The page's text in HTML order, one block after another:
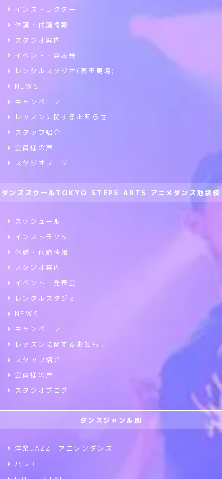
インストラクター
休講・代講情報
スタジオ案内
イベント・発表会
レンタルスタジオ(高田馬場)
NEWS
キャンペーン
レッスンに関するお知らせ
スタッフ紹介
会員様の声
スタジオブログ
ダンススクールTOKYO STEPS ARTS アニメダンス池袋校
スケジュール
インストラクター
休講・代講情報
スタジオ案内
イベント・発表会
レンタルスタジオ
NEWS
キャンペーン
レッスンに関するお知らせ
スタッフ紹介
会員様の声
スタジオブログ
ダンスジャンル別
洋楽JAZZ アニソンダンス
バレエ